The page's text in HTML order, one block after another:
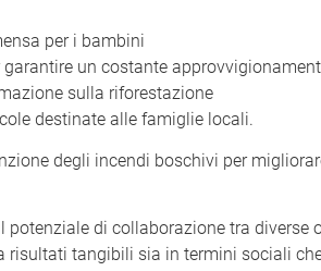
per i bambini
un costante
sulla riforestazione
destinate alle famiglie locali.
degli incendi boschivi per
potenziale di collaborazione tra diverse
tangibili sia in termini sociali